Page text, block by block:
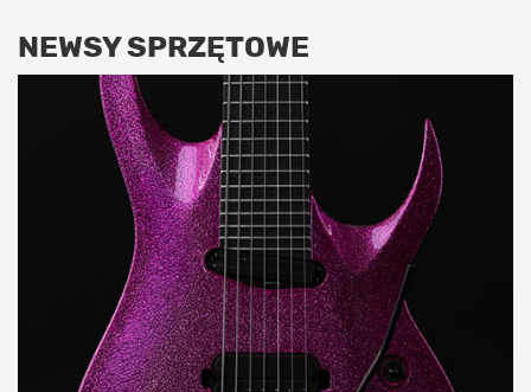
NEWSY SPRZĘTOWE